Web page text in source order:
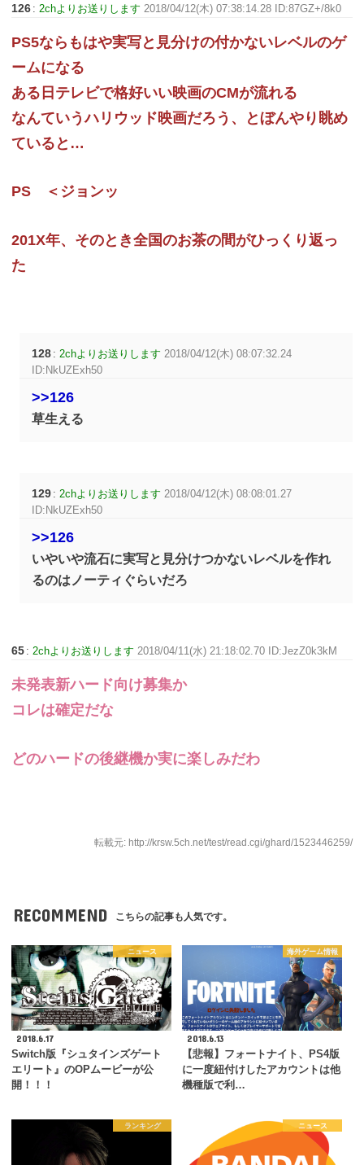
126 : 2chよりお送りします 2018/04/12(木) 07:38:14.28 ID:87GZ+/8k0
PS5ならもはや実写と見分けの付かないレベルのゲ
ームになる
ある日テレビで格好いい映画のCMが流れる
なんていうハリウッド映画だろう、とぼんやり眺め
ていると…
PS ＜ジョンッ
201X年、そのとき全国のお茶の間がひっくり返っ
た
128 :2chよりお送りします 2018/04/12(木) 08:07:32.24
ID:NkUZExh50
>>126
草生える
129 :2chよりお送りします 2018/04/12(木) 08:08:01.27
ID:NkUZExh50
>>126
いやいや流石に実写と見分けつかないレベルを作れ
るのはノーティぐらいだろ
65 :2chよりお送りします 2018/04/11(水) 21:18:02.70 ID:JezZ0k3kM
未発表新ハード向け募集か
コレは確定だな
どのハードの後継機か実に楽しみだわ
転載元: http://krsw.5ch.net/test/read.cgi/ghard/1523446259/
RECOMMEND こちらの記事も人気です。
ニュース
2018.6.17
Switch版『シュタインズゲート
エリート』のOPムービーが公
開！！！
海外ゲーム情報
2018.6.13
【悲報】フォートナイト、PS4版
に一度紐付けしたアカウントは他
機種版で利…
ランキング ニュース